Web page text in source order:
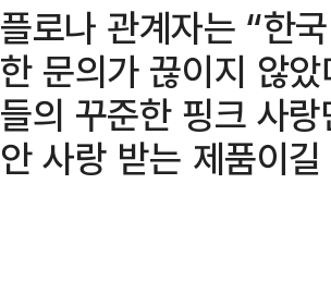
플로나 관계자는 “한
한 문의가 끊이지 않
들의 꾸준한 핑크 사
안 사랑 받는 제품이